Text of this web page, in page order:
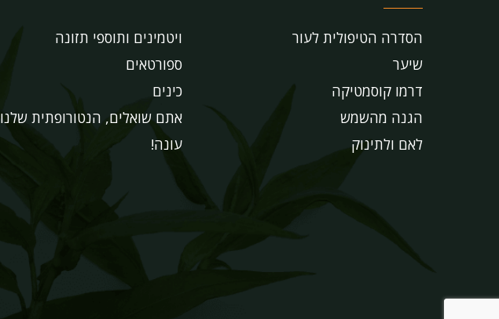
הסדרה הטיפולית לעור
שיער
דרמו קוסמטיקה
הגנה מהשמש
לאם ולתינוק
ויטמינים ותוספי תזונה
ספורטאים
כינים
אתם שואלים, הנטורופתית שלנו
עונה!